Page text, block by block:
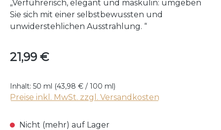
„Verführerisch, elegant und maskulin: umgeben
Sie sich mit einer selbstbewussten und
unwiderstehlichen Ausstrahlung. “
Regulärer Preis:
21,99 €
Inhalt: 50 ml (43,98 € / 100 ml)
Preise inkl. MwSt. zzgl. Versandkosten
Nicht (mehr) auf Lager